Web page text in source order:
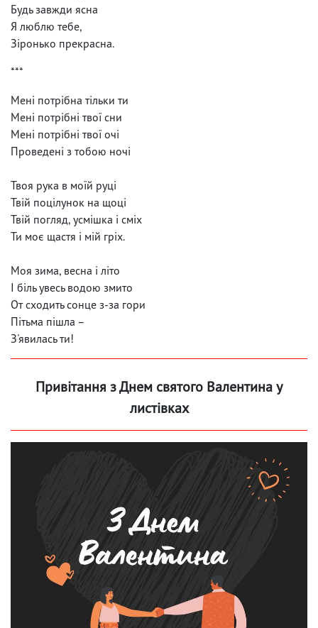
Будь завжди ясна
Я люблю тебе,
Зіронько прекрасна.
***
Мені потрібна тільки ти
Мені потрібні твої сни
Мені потрібні твої очі
Проведені з тобою ночі
Твоя рука в моїй руці
Твій поцілунок на щоці
Твій погляд, усмішка і сміх
Ти моє щастя і мій гріх.
Моя зима, весна і літо
І біль увесь водою змито
От сходить сонце з-за гори
Пітьма пішла –
З'явилась ти!
Привітання з Днем святого Валентина у
листівках